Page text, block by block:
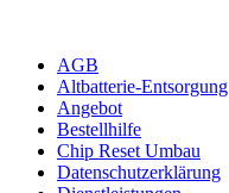
AGB
Altbatterie-Entsorgung
Angebot
Bestellhilfe
Chip Reset Umbau
Datenschutzerklärung